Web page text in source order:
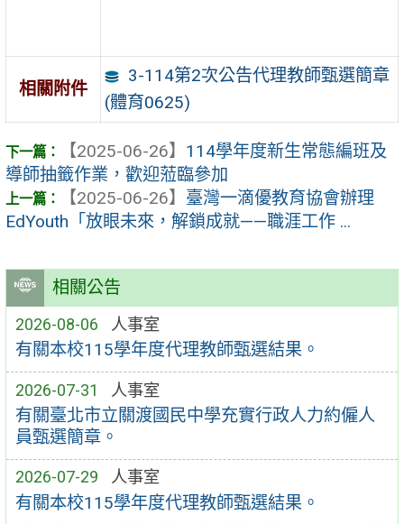
相關公告
2026-08-06 人事室
有關本校115學年度代理教師甄選結果。
2026-07-31 人事室
有關臺北市立關渡國民中學充實行政人力約僱人
員甄選簡章。
2026-07-29 人事室
有關本校115學年度代理教師甄選結果。
相關附件
3-114第2次公告代理教師甄選簡章
(體育0625)
【2025-06-26】 114學年度新生常態編班及
導師抽籤作業，歡迎蒞臨參加
【2025-06-26】 臺灣一滴優教育協會辦理
EdYouth「放眼未來，解鎖成就——職涯工作 ...